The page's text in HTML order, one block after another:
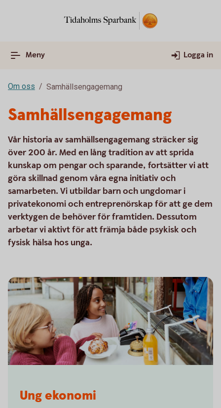
Meny Logga in
Om oss Samhällsengagemang
Samhällsengagemang
Vår historia av samhällsengagemang sträcker sig
över 200 år. Med en lång tradition av att sprida
kunskap om pengar och sparande, fortsätter vi att
göra skillnad genom våra egna initiativ och
samarbeten. Vi utbildar barn och ungdomar i
privatekonomi och entreprenörskap för att ge dem
verktygen de behöver för framtiden. Dessutom
arbetar vi aktivt för att främja både psykisk och
fysisk hälsa hos unga.
Ung ekonomi